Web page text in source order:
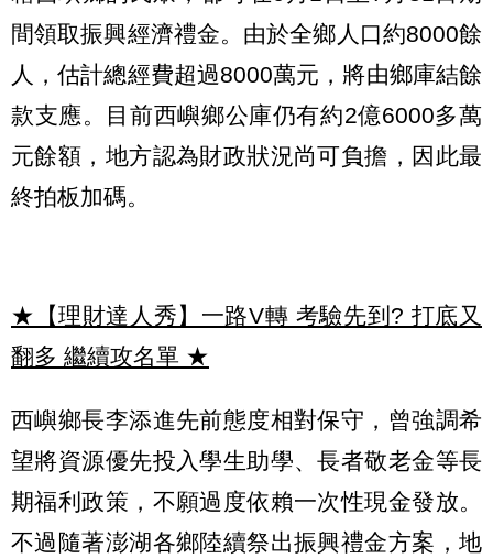
間領取振興經濟禮金。由於全鄉人口約8000餘
人，估計總經費超過8000萬元，將由鄉庫結餘
款支應。目前西嶼鄉公庫仍有約2億6000多萬
元餘額，地方認為財政狀況尚可負擔，因此最
終拍板加碼。
★【理財達人秀】一路V轉 考驗先到? 打底又
翻多 繼續攻名單 ★
西嶼鄉長李添進先前態度相對保守，曾強調希
望將資源優先投入學生助學、長者敬老金等長
期福利政策，不願過度依賴一次性現金發放。
不過隨著澎湖各鄉陸續祭出振興禮金方案，地